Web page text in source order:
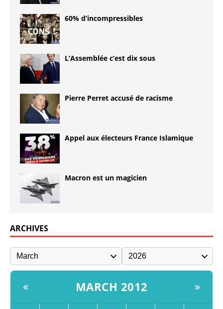
60% d’incompressibles
L’Assemblée c’est dix sous
Pierre Perret accusé de racisme
Appel aux électeurs France Islamique
Macron est un magicien
ARCHIVES
« MARCH 2012 »